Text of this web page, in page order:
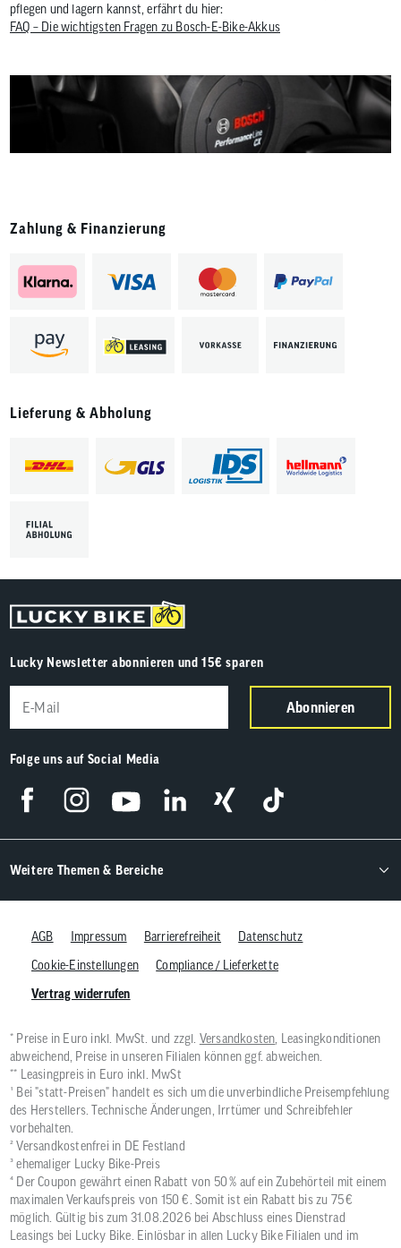
pflegen und lagern kannst, erfährt du hier:
FAQ – Die wichtigsten Fragen zu Bosch-E-Bike-Akkus
Zahlung & Finanzierung
Lieferung & Abholung
Lucky Newsletter abonnieren und 15€ sparen
Abonnieren
Folge uns auf Social Media
Weitere Themen & Bereiche
AGB Impressum Barrierefreiheit
Datenschutz
Cookie-Einstellungen
Compliance / Lieferkette
Vertrag widerrufen
* Preise in Euro inkl. MwSt. und zzgl. Versandkosten, Leasingkonditionen
abweichend, Preise in unseren Filialen können ggf. abweichen.
** Leasingpreis in Euro inkl. MwSt
¹ Bei "statt-Preisen" handelt es sich um die unverbindliche Preisempfehlung
des Herstellers. Technische Änderungen, Irrtümer und Schreibfehler
vorbehalten.
² Versandkostenfrei in DE Festland
³ ehemaliger Lucky Bike-Preis
⁴ Der Coupon gewährt einen Rabatt von 50 % auf ein Zubehörteil mit einem
maximalen Verkaufspreis von 150 €. Somit ist ein Rabatt bis zu 75 €
möglich. Gültig bis zum 31.08.2026 bei Abschluss eines Dienstrad
Leasings bei Lucky Bike. Einlösbar in allen Lucky Bike Filialen und im